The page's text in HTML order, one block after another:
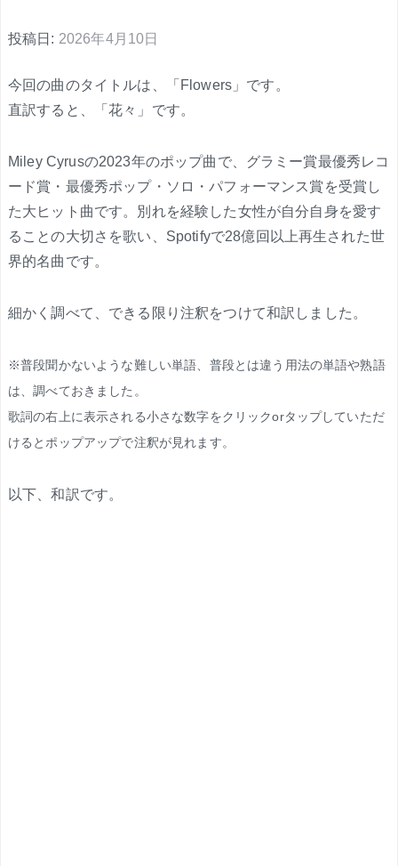
投稿日: 2026年4月10日
今回の曲のタイトルは、「Flowers」です。
直訳すると、「花々」です。
Miley Cyrusの2023年のポップ曲で、グラミー賞最優秀レコ
ード賞・最優秀ポップ・ソロ・パフォーマンス賞を受賞し
た大ヒット曲です。別れを経験した女性が自分自身を愛す
ることの大切さを歌い、Spotifyで28億回以上再生された世
界的名曲です。
細かく調べて、できる限り注釈をつけて和訳しました。
※普段聞かないような難しい単語、普段とは違う用法の単語や熟語
は、調べておきました。
歌詞の右上に表示される小さな数字をクリックorタップしていただ
けるとポップアップで注釈が見れます。
以下、和訳です。